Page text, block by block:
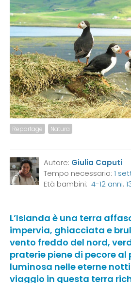
Reportage Natura
Autore: Giulia Caputi
Tempo necessario: 1
Età bambini: 4-12 anni,
L’Islanda è una terra
impervia, ghiacciata e
vento freddo del nord,
praterie piene di pecore al
luminosa nelle eterne notti
viaggio in questa terra